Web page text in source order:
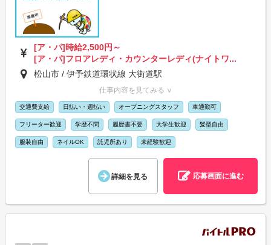
[ア・パ]時給2,500円～
[ア・パ]フロアレディ・カウンターレディ(ナイトワ...
松山市 / 伊予鉄道環状線 大街道駅
仕事内容を見てみる ∨
交通費支給 日払い・週払い オープニングスタッフ 車通勤可
フリーター歓迎 学歴不問 履歴書不要 大学生歓迎 髪型自由
服装自由 ネイルOK 託児所あり 未経験歓迎
詳細を見る 応募画面に進む